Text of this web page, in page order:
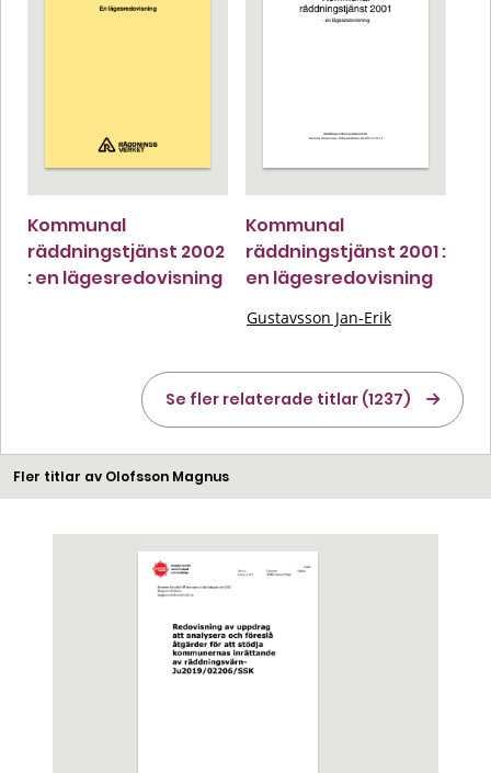
Kommunal
räddningstjänst 2002
: en lägesredovisning
Kommunal
räddningstjänst 2001 :
en lägesredovisning
Gustavsson Jan-Erik
Se fler relaterade titlar (1237)
Fler titlar av Olofsson Magnus